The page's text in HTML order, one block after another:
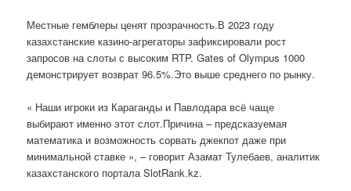
Местные гемблеры ценят прозрачность.В 2023 году
казахстанские казино-агрегаторы зафиксировали рост
запросов на слоты с высоким RTP. Gates of Olympus 1000
демонстрирует возврат 96.5%.Это выше среднего по рынку.
« Наши игроки из Караганды и Павлодара всё чаще
выбирают именно этот слот.Причина – предсказуемая
математика и возможность сорвать джекпот даже при
минимальной ставке », – говорит Азамат Тулебаев, аналитик
казахстанского портала SlotRank.kz.